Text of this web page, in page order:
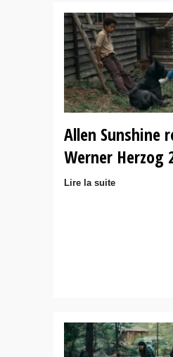
Allen Sunshine
Werner Herzog
Lire la suite